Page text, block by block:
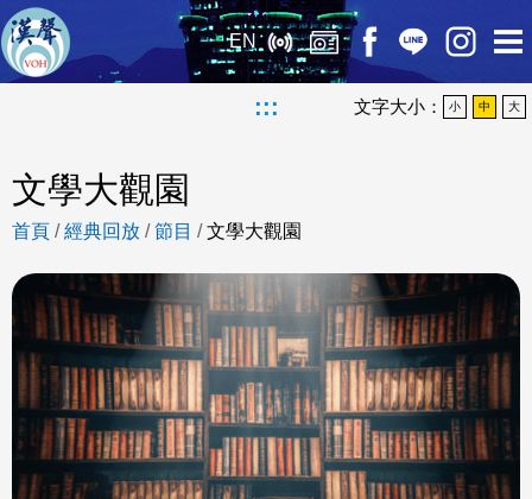
EN
::: 文字大小： 小 中 大
文學大觀園
首頁 /經典回放 /節目 /文學大觀園